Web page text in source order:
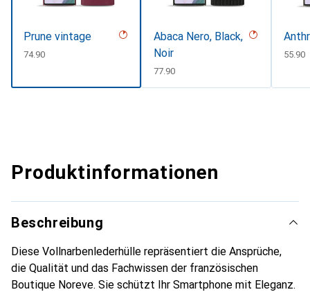
Prune vintage
CHF
74.90
Abaca Nero, Black,
Noir
CHF
77.90
CHF
55.90
Produktinformationen
Beschreibung
Diese Vollnarbenlederhülle repräsentiert die Ansprüche,
die Qualität und das Fachwissen der französischen
Boutique Noreve. Sie schützt Ihr Smartphone mit Eleganz.